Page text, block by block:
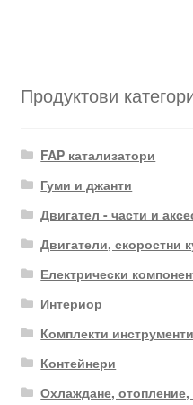
Продуктови
FAP катализатори
Гуми и джанти
Двигател - части и
Двигатели, скоростни
Електрически
Интериор
Комплекти инструменти
Контейнери
Охлаждане,